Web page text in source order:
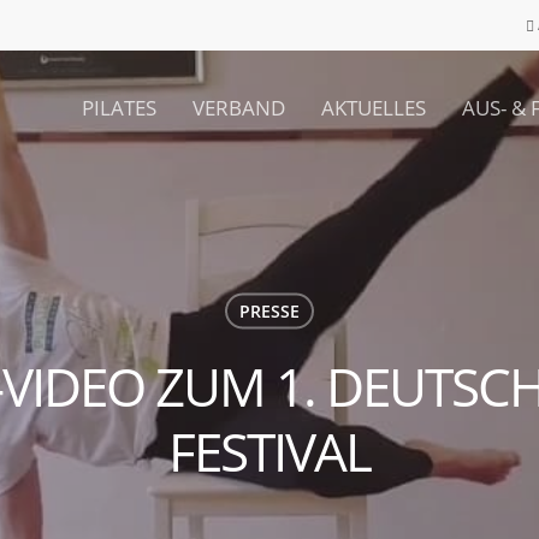
PILATES VERBAND AKTUELLES AUS- &
PRESSE
ZUM 1.
FESTIVAL